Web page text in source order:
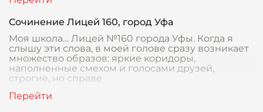
Сочинение Лицей 160, город Уфа
Моя школа… Лицей №160 города Уфы. Когда я
слышу эти слова, в моей голове сразу возникает
множество образов: яркие коридоры,
наполненные смехом и голосами друзей,
строгие, но справе